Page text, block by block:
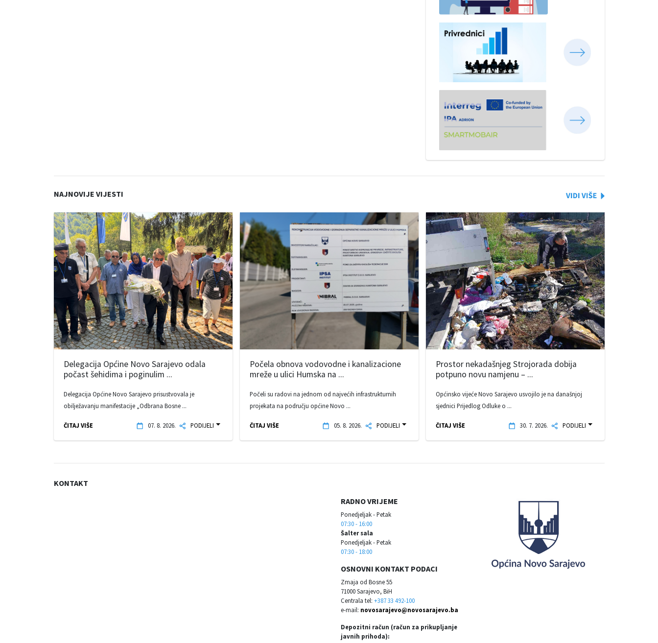
NAJNOVIJE VIJESTI
Delegacija Općine Novo Sarajevo odala
počast šehidima i poginulim ...
Delegacija Općine Novo Sarajevo prisustvovala je
obilježavanju manifestacije „Odbrana Bosne ...
ČITAJ VIŠE 07. 8. 2026. PODIJELI
Počela obnova vodovodne i kanalizacione
mreže u ulici Humska na ...
Počeli su radovi na jednom od najvećih infrastrukturnih
projekata na području općine Novo ...
ČITAJ VIŠE 05. 8. 2026. PODIJELI
Prostor nekadašnjeg Strojorada dobija
potpuno novu namjenu – ...
Općinsko vijeće Novo Sarajevo usvojilo je na današnjoj
sjednici Prijedlog Odluke o ...
ČITAJ VIŠE 30. 7. 2026. PODIJELI
KONTAKT
RADNO VRIJEME
Ponedjeljak - Petak
07:30 - 16:00
Šalter sala
Ponedjeljak - Petak
07:30 - 18:00
OSNOVNI KONTAKT PODACI
Zmaja od Bosne 55
71000 Sarajevo, BiH
Centrala tel: +387 33 492-100
e-mail: novosarajevo@novosarajevo.ba
Depozitni račun (račun za prikupljanje
javnih prihoda):